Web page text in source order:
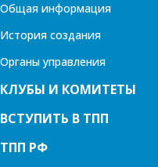
Общая информация
История создания
Органы управления
КЛУБЫ И КОМИТЕТЫ
ВСТУПИТЬ В ТПП
ТПП РФ